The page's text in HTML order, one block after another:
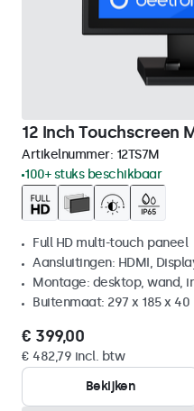
12 Inch Touchscreen
Artikelnummer: 12TS7M
100+ stuks beschikbaar
Full HD multi-touch paneel
Aansluitingen: HDMI,
Montage: desktop, wand,
Buitenmaat: 297 x 185 x 40
€ 399,00
€ 482,79 incl. btw
Bekijken